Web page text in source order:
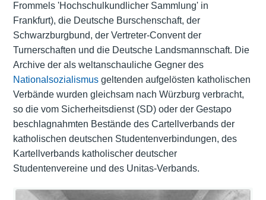
Frommels 'Hochschulkundlicher Sammlung' in
Frankfurt), die Deutsche Burschenschaft, der
Schwarzburgbund, der Vertreter-Convent der
Turnerschaften und die Deutsche Landsmannschaft. Die
Archive der als weltanschauliche Gegner des
Nationalsozialismusgeltenden aufgelösten katholischen
Verbände wurden gleichsam nach Würzburg verbracht,
so die vom Sicherheitsdienst (SD) oder der Gestapo
beschlagnahmten Bestände des Cartellverbands der
katholischen deutschen Studentenverbindungen, des
Kartellverbands katholischer deutscher
Studentenvereine und des Unitas-Verbands.